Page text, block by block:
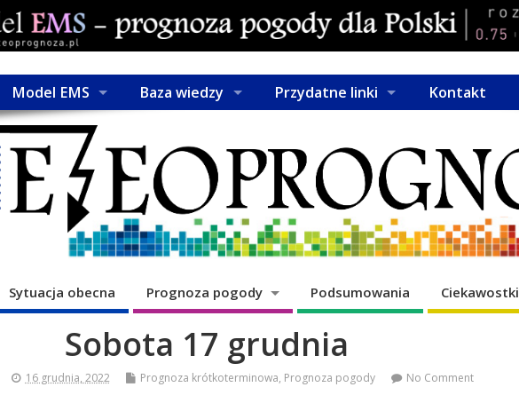
Model EMS Baza wiedzy Przydatne linki Kontakt
Sytuacja obecna Prognoza pogody Podsumowania Ciekawostki
Sobota 17 grudnia
16 grudnia, 2022 Prognoza krótkoterminowa, Prognoza pogody No Comment